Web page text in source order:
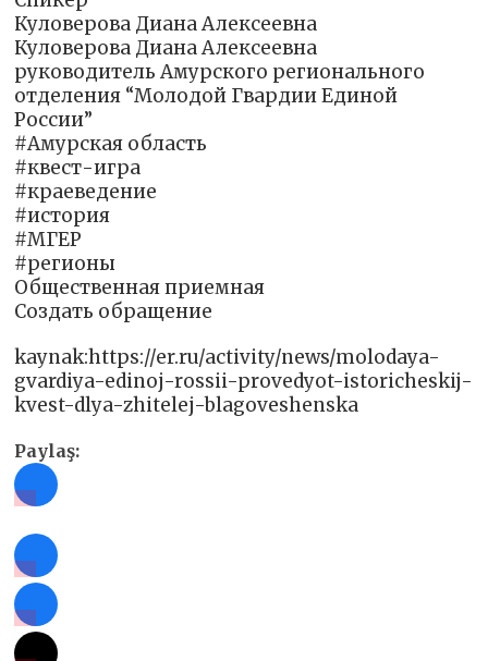
Куловерова Диана Алексеевна
Куловерова Диана Алексеевна
руководитель Амурского регионального
отделения “Молодой Гвардии Единой
России”
#Амурская область
#квест-игра
#краеведение
#история
#‎МГЕР‬
#регионы
Общественная приемная
Создать обращение
kaynak:https://er.ru/activity/news/molodaya-
gvardiya-edinoj-rossii-provedyot-istoricheskij-
kvest-dlya-zhitelej-blagoveshenska
Paylaş: